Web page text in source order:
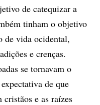
de catequizar a
tinham o objetivo
de vida ocidental,
e crenças.
se tornavam o
de que
cristãos e as raízes